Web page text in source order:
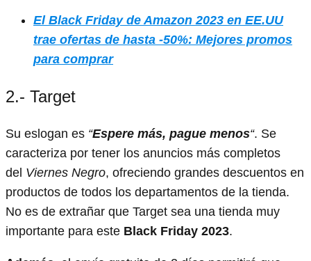
El Black Friday de Amazon 2023 en EE.UU
trae ofertas de hasta -50%: Mejores promos
para comprar
2.- Target
Su eslogan es “Espere más, pague menos“. Se
caracteriza por tener los anuncios más completos
del Viernes Negro, ofreciendo grandes descuentos en
productos de todos los departamentos de la tienda.
No es de extrañar que Target sea una tienda muy
importante para este Black Friday 2023.